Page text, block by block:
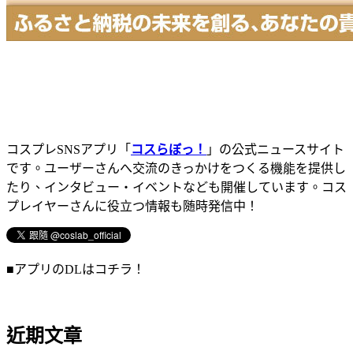
コスプレSNSアプリ「 コスらぼっ！ 」の公式ニュースサイト
です。ユーザーさんへ交流のきっかけをつくる機能を提供し
たり、インタビュー・イベントなども開催しています。コス
プレイヤーさんに役立つ情報も随時発信中！
■アプリのDLはコチラ！
近期文章